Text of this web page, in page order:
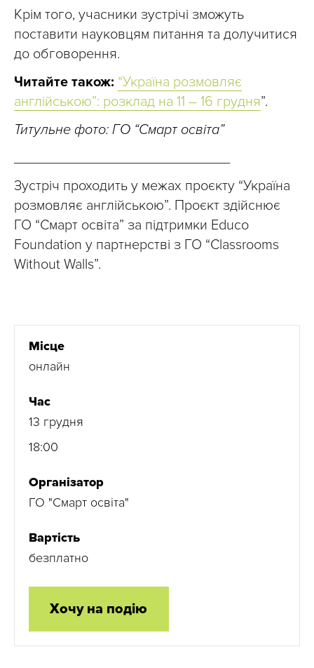
Крім того, учасники зустрічі зможуть
поставити науковцям питання та долучитися
до обговорення.
Читайте також: “Україна розмовляє
англійською”: розклад на 11 – 16 грудня”.
Титульне фото: ГО “Смарт освіта”
Зустріч проходить у межах проєкту “Україна
розмовляє англійською”. Проєкт здійснює
ГО “Смарт освіта” за підтримки Educo
Foundation у партнерстві з ГО “Classrooms
Without Walls”.
Місце
онлайн
Час
13 грудня
18:00
Організатор
ГО "Смарт освіта"
Вартість
безплатно
Хочу на подію